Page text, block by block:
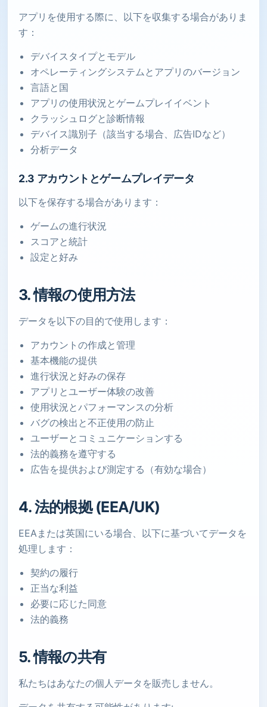
アプリを使用する際に、以下を収集する場合がありま
す：
デバイスタイプとモデル
オペレーティングシステムとアプリのバージョン
言語と国
アプリの使用状況とゲームプレイイベント
クラッシュログと診断情報
デバイス識別子（該当する場合、広告IDなど）
分析データ
2.3 アカウントとゲームプレイデータ
以下を保存する場合があります：
ゲームの進行状況
スコアと統計
設定と好み
3. 情報の使用方法
データを以下の目的で使用します：
アカウントの作成と管理
基本機能の提供
進行状況と好みの保存
アプリとユーザー体験の改善
使用状況とパフォーマンスの分析
バグの検出と不正使用の防止
ユーザーとコミュニケーションする
法的義務を遵守する
広告を提供および測定する（有効な場合）
4. 法的根拠 (EEA/UK)
EEAまたは英国にいる場合、以下に基づいてデータを
処理します：
契約の履行
正当な利益
必要に応じた同意
法的義務
5. 情報の共有
私たちはあなたの個人データを販売しません。